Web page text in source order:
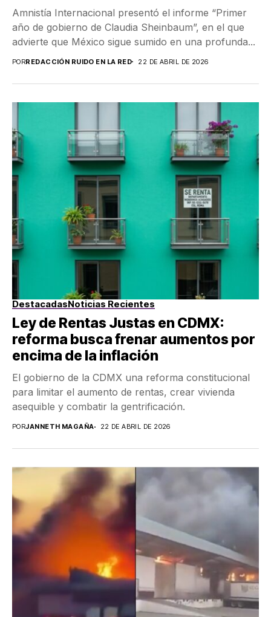
Amnistía Internacional presentó el informe “Primer
año de gobierno de Claudia Sheinbaum”, en el que
advierte que México sigue sumido en una profunda...
PORREDACCIÓN RUIDO EN LA RED 22 DE ABRIL DE 2026
DestacadasNoticias Recientes
Ley de Rentas Justas en CDMX:
reforma busca frenar aumentos por
encima de la inflación
El gobierno de la CDMX una reforma constitucional
para limitar el aumento de rentas, crear vivienda
asequible y combatir la gentrificación.
PORJANNETH MAGAÑA 22 DE ABRIL DE 2026